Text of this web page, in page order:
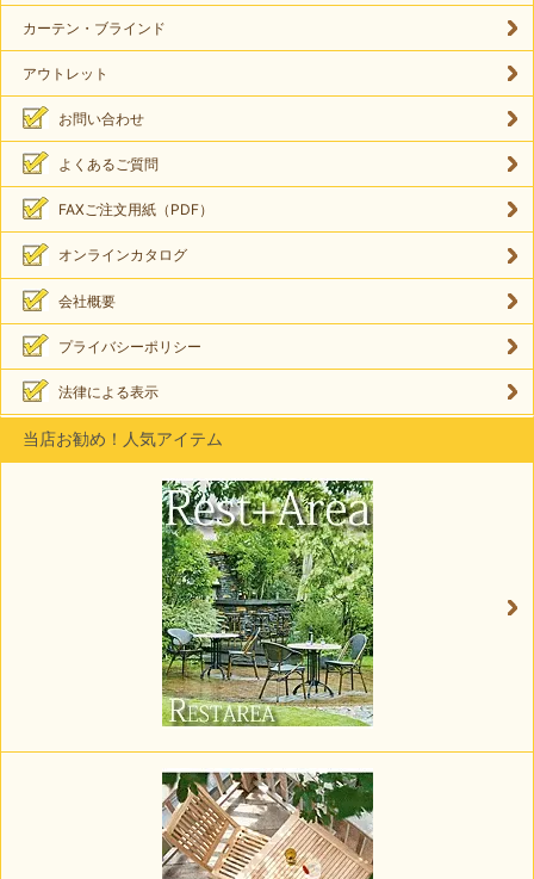
カーテン・ブラインド
アウトレット
お問い合わせ
よくあるご質問
FAXご注文用紙（PDF）
オンラインカタログ
会社概要
プライバシーポリシー
法律による表示
当店お勧め！人気アイテム